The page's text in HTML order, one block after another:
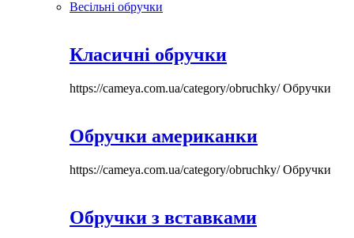
Весільні обручки
Класичні обручки
https://cameya.com.ua/category/obruchky/Обручки
Обручки американки
https://cameya.com.ua/category/obruchky/Обручки
Обручки з вставками